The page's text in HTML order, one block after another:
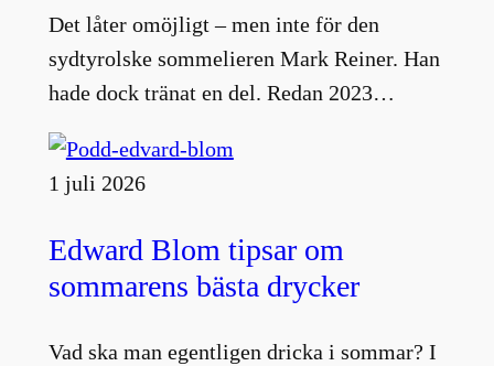
Det låter omöjligt – men inte för den
sydtyrolske sommelieren Mark Reiner. Han
hade dock tränat en del. Redan 2023…
1 juli 2026
Edward Blom tipsar om
sommarens bästa drycker
Vad ska man egentligen dricka i sommar? I